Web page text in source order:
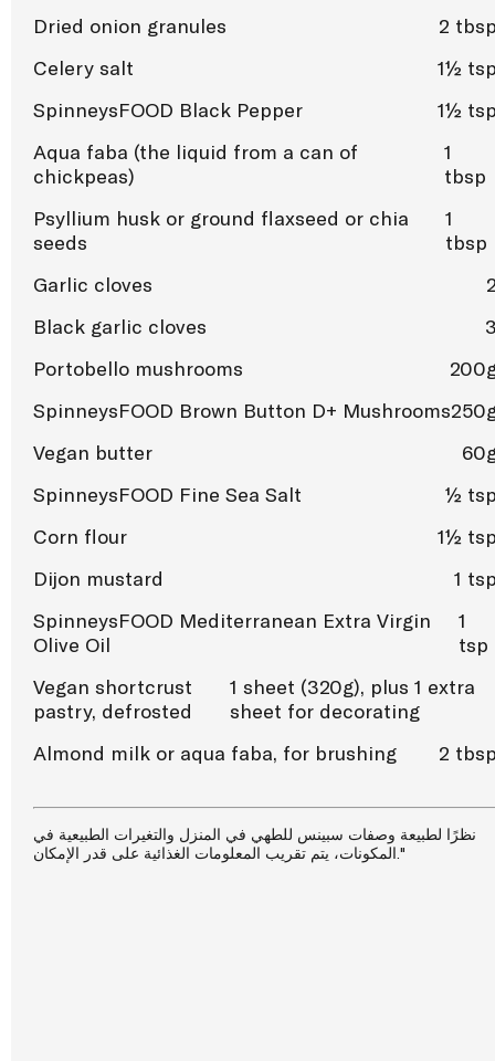
Dried onion granules
2
Celery salt
1½
SpinneysFOOD Black Pepper
1½
Aqua faba (the liquid from a can of
chickpeas)
1
tbsp
Psyllium husk or ground flaxseed or chia
seeds
1
tbsp
Garlic cloves
Black garlic cloves
Portobello mushrooms
SpinneysFOOD Brown Button D+ Mushrooms
Vegan butter
SpinneysFOOD Fine Sea Salt
½
Corn flour
1½
Dijon mustard
1
SpinneysFOOD Mediterranean Extra Virgin
Olive Oil
1
tsp
Vegan shortcrust
pastry, defrosted
1 sheet (320g), plus 1 extra
sheet for decorating
Almond milk or aqua faba, for brushing
2
نظرًا لطبيعة وصفات سبينس للطهي في المنزل والتغيرات الطبيعية في
المكونات، يتم تقريب المعلومات الغذائية على قدر الإمكان."